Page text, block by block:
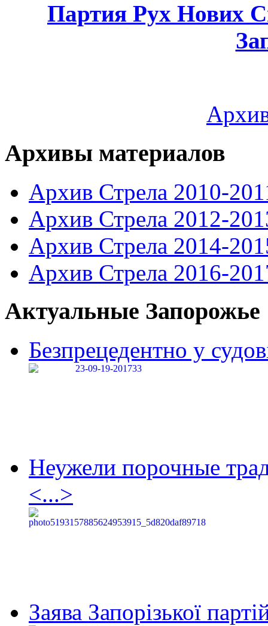
Партия Рух Нових
Архивы материалов
Архив Стрела 2010-
Архив Стрела 2012-
Архив Стрела 2014-
Архив Стрела 2016-
Актуальные Запорожье
Безпрецедентно у
Неужели порочные
<...>
Заява Запорізької